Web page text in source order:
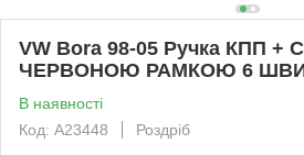
VW Bora 98-05 Ручка КПП
ЧЕРВОНОЮ РАМКОЮ 6
В наявності
Код: A23448
Роздріб